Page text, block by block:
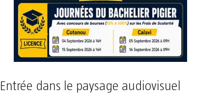
Entrée dans le paysage audiovisuel